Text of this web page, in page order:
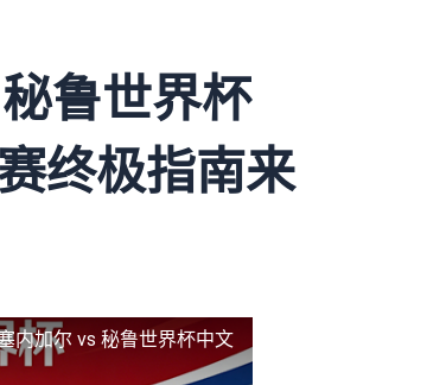
鲁世界杯
终极指南来
内加尔 vs 秘鲁世界杯中文